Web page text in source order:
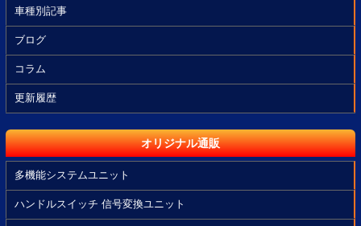
車種別記事
ブログ
コラム
更新履歴
オリジナル通販
多機能システムユニット
ハンドルスイッチ 信号変換ユニット